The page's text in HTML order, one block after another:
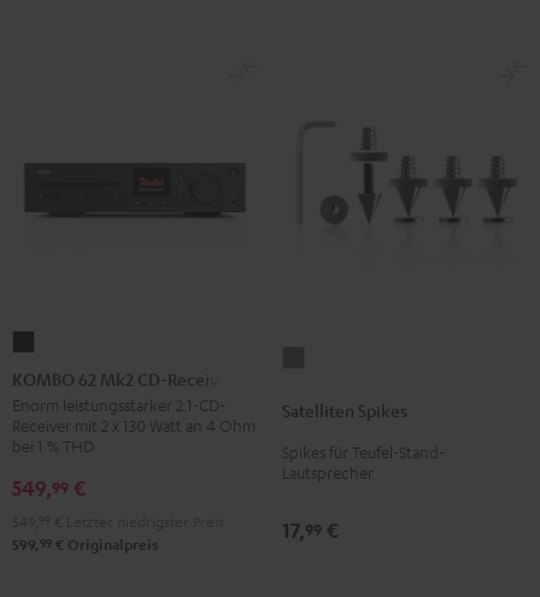
62
Mk2
CD-
Receiver
Night
KOMBO 62 Mk2 CD-Receiver
Enorm leistungsstarker 2.1-CD-
Receiver mit 2 x 130 Watt an 4 Ohm
bei 1 % THD
549,99 €
599, 99 € Originalpreis
Titan
Satelliten Spikes
Spikes für Teufel-Stand-
Lautsprecher
17,99 €